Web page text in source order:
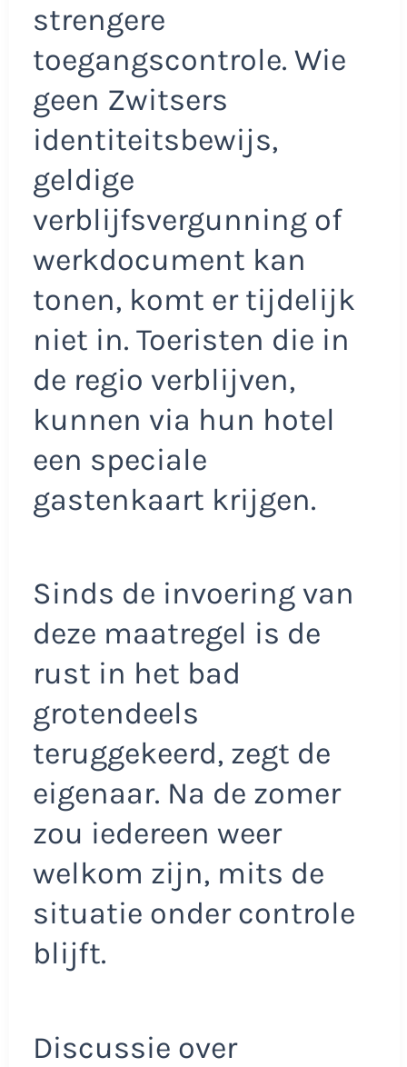
strengere
toegangscontrole. Wie
geen Zwitsers
identiteitsbewijs,
geldige
verblijfsvergunning of
werkdocument kan
tonen, komt er tijdelijk
niet in. Toeristen die in
de regio verblijven,
kunnen via hun hotel
een speciale
gastenkaart krijgen.
Sinds de invoering van
deze maatregel is de
rust in het bad
grotendeels
teruggekeerd, zegt de
eigenaar. Na de zomer
zou iedereen weer
welkom zijn, mits de
situatie onder controle
blijft.
Discussie over